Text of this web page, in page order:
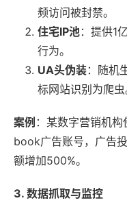
频访问被封禁。
住宅IP池：提供1
行为。
UA头伪装：随机
标网站识别为爬虫
案例 ：某数字营销机
book广告账号，广告
额增加500%。
3. 数据抓取与监控